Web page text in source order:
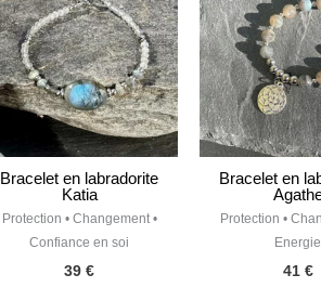
Bracelet en labradorite
Katia
Protection • Changement •
Confiance en soi
39€
Bracelet en
Protection •
Energie
41 €